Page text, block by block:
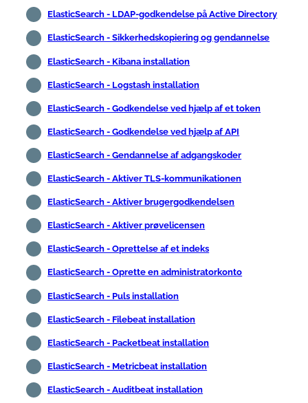
ElasticSearch - LDAP-godkendelse på Active Directory
ElasticSearch - Sikkerhedskopiering og gendannelse
ElasticSearch - Kibana installation
ElasticSearch - Logstash installation
ElasticSearch - Godkendelse ved hjælp af et token
ElasticSearch - Godkendelse ved hjælp af API
ElasticSearch - Gendannelse af adgangskoder
ElasticSearch - Aktiver TLS-kommunikationen
ElasticSearch - Aktiver brugergodkendelsen
ElasticSearch - Aktiver prøvelicensen
ElasticSearch - Oprettelse af et indeks
ElasticSearch - Oprette en administratorkonto
ElasticSearch - Puls installation
ElasticSearch - Filebeat installation
ElasticSearch - Packetbeat installation
ElasticSearch - Metricbeat installation
ElasticSearch - Auditbeat installation